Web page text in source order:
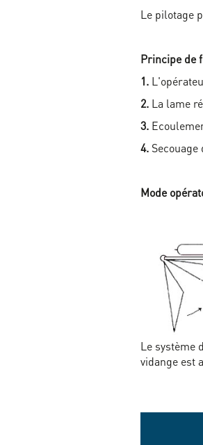
Le pilotage
Principe de
1.
2. La lame
3.
4.
Mode
Le système
vidange est